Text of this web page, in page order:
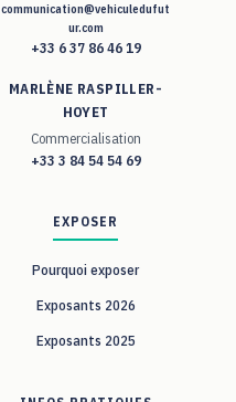
EXPOSER
Pourquoi exposer
Exposants 2026
Exposants 2025
communication@vehiculedufut
ur.com
+33 6 37 86 46 19
MARLÈNE RASPILLER-
HOYET
Commercialisation
+33 3 84 54 54 69